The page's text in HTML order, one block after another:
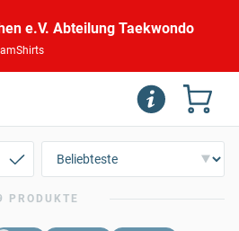
e.V. Abteilung Taekwondo
PRODUKTE